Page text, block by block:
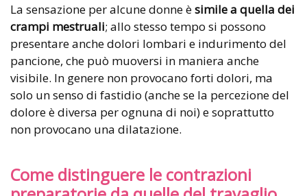
La sensazione per alcune donne èsimile a quella dei
crampi mestruali; allo stesso tempo si possono
presentare anche dolori lombari e indurimento del
pancione, che può muoversi in maniera anche
visibile. In genere non provocano forti dolori, ma
solo un senso di fastidio (anche se la percezione del
dolore è diversa per ognuna di noi) e soprattutto
non provocano una dilatazione.
Come distinguere le contrazioni